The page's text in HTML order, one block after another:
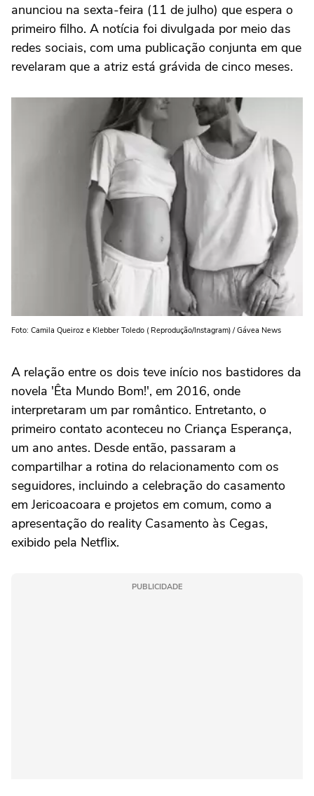
anunciou na sexta-feira (11 de julho) que espera o
primeiro filho. A notícia foi divulgada por meio das
redes sociais, com uma publicação conjunta em que
revelaram que a atriz está grávida de cinco meses.
Foto: Camila Queiroz e Klebber Toledo ( Reprodução/Instagram) / Gávea News
A relação entre os dois teve início nos bastidores da
novela 'Êta Mundo Bom!', em 2016, onde
interpretaram um par romântico. Entretanto, o
primeiro contato aconteceu no Criança Esperança,
um ano antes. Desde então, passaram a
compartilhar a rotina do relacionamento com os
seguidores, incluindo a celebração do casamento
em Jericoacoara e projetos em comum, como a
apresentação do reality Casamento às Cegas,
exibido pela Netflix.
PUBLICIDADE